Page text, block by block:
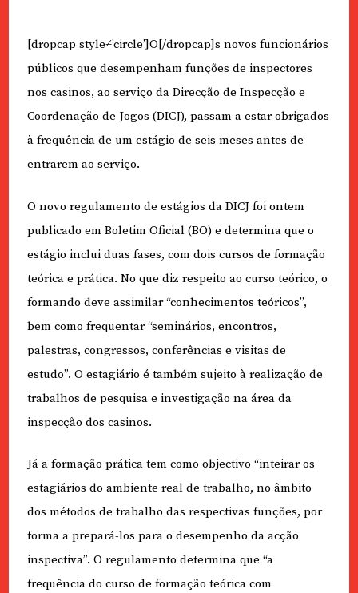
[dropcap style≠’circle’]O[/dropcap]s novos funcionários
públicos que desempenham funções de inspectores
nos casinos, ao serviço da Direcção de Inspecção e
Coordenação de Jogos (DICJ), passam a estar obrigados
à frequência de um estágio de seis meses antes de
entrarem ao serviço.
O novo regulamento de estágios da DICJ foi ontem
publicado em Boletim Oficial (BO) e determina que o
estágio inclui duas fases, com dois cursos de formação
teórica e prática. No que diz respeito ao curso teórico, o
formando deve assimilar “conhecimentos teóricos”,
bem como frequentar “seminários, encontros,
palestras, congressos, conferências e visitas de
estudo”. O estagiário é também sujeito à realização de
trabalhos de pesquisa e investigação na área da
inspecção dos casinos.
Já a formação prática tem como objectivo “inteirar os
estagiários do ambiente real de trabalho, no âmbito
dos métodos de trabalho das respectivas funções, por
forma a prepará-los para o desempenho da acção
inspectiva”. O regulamento determina que “a
frequência do curso de formação teórica com